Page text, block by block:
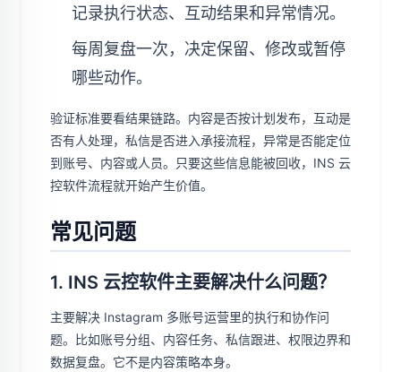
记录执行状态、互动结果和异常情况。
每周复盘一次，决定保留、修改或暂停
哪些动作。
验证标准要看结果链路。内容是否按计划发布，互动是
否有人处理，私信是否进入承接流程，异常是否能定位
到账号、内容或人员。只要这些信息能被回收，INS 云
控软件流程就开始产生价值。
常见问题
1. INS 云控软件主要解决什么问题？
主要解决 Instagram 多账号运营里的执行和协作问
题。比如账号分组、内容任务、私信跟进、权限边界和
数据复盘。它不是内容策略本身。